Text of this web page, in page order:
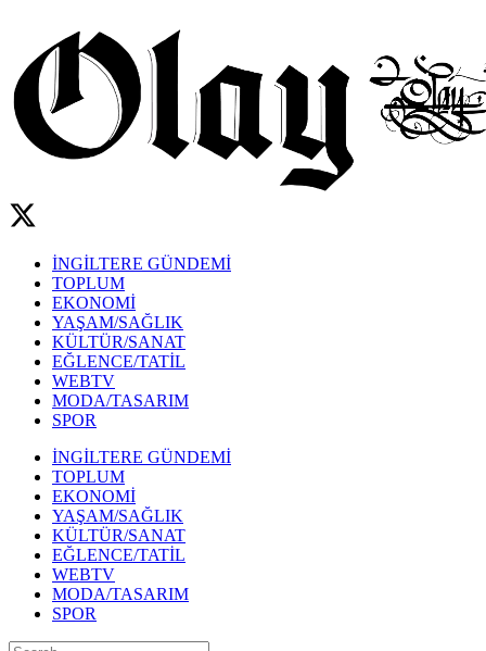
İNGİLTERE GÜNDEMİ
TOPLUM
EKONOMİ
YAŞAM/SAĞLIK
KÜLTÜR/SANAT
EĞLENCE/TATİL
WEBTV
MODA/TASARIM
SPOR
İNGİLTERE GÜNDEMİ
TOPLUM
EKONOMİ
YAŞAM/SAĞLIK
KÜLTÜR/SANAT
EĞLENCE/TATİL
WEBTV
MODA/TASARIM
SPOR